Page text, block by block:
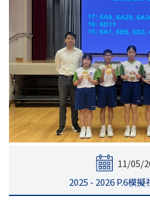
11/05/
2025 - 2026 P.6模